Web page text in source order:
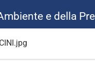
e della